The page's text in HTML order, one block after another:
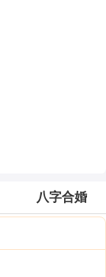
八字合婚